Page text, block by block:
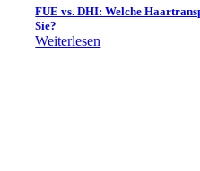
FUE vs. DHI: Welche
Sie?
Weiterlesen